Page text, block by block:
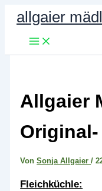
Zum
Inhalt
springen
allgaier
Allgaier
VonSonja Allgaier/
Fleichküchle: